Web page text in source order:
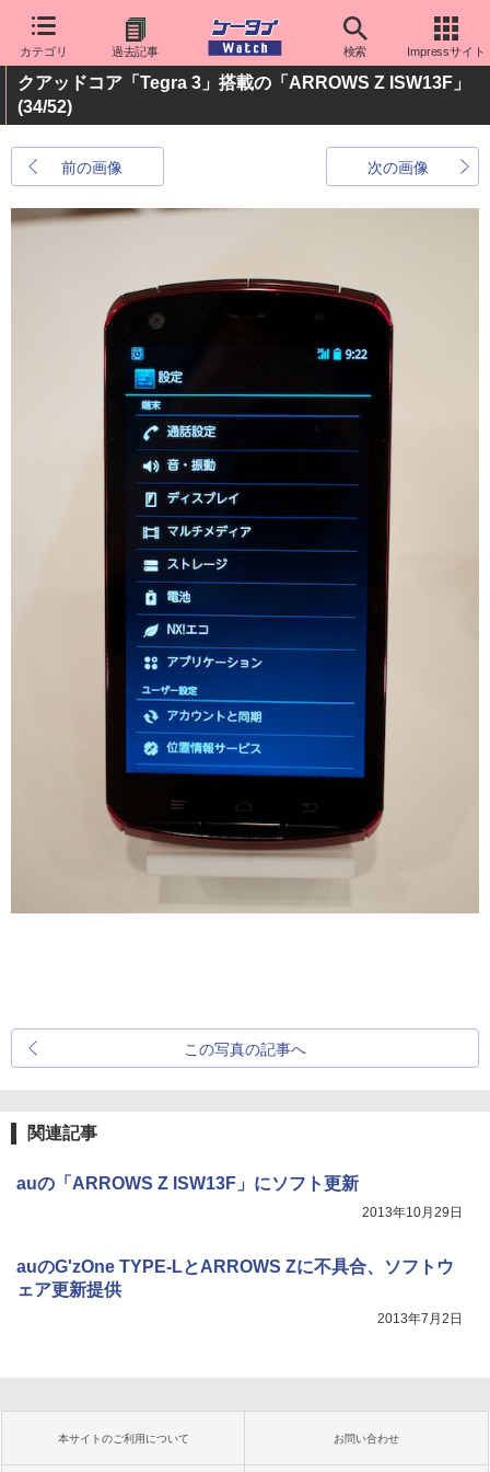
カテゴリ 過去記事 検索 Impressサイト
クアッドコア「Tegra 3」搭載の「ARROWS Z ISW13F」
(34/52)
前の画像 次の画像
この写真の記事へ
関連記事
auの「ARROWS Z ISW13F」にソフト更新
2013年10月29日
auのG'zOne TYPE-LとARROWS Zに不具合、ソフトウ
ェア更新提供
2013年7月2日
本サイトのご利用について お問い合わせ